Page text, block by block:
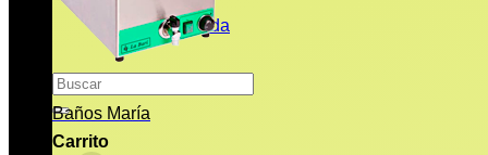
Volver a la tienda
Buscar
por:
Carrito
Baños María